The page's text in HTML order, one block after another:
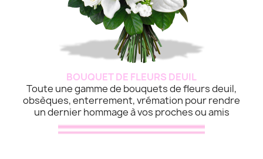
BOUQUET DE FLEURS DEUIL
Toute une gamme de bouquets de fleurs deuil,
obsèques, enterrement, vrémation pour rendre
un dernier hommage à vos proches ou amis